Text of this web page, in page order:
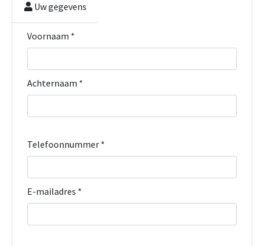
Uw gegevens
Voornaam *
Achternaam *
Telefoonnummer *
E-mailadres *